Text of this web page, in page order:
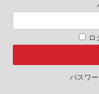
ロ
パスワ